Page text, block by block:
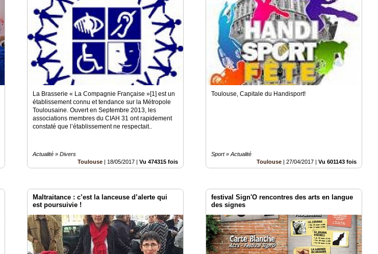
La Brasserie « La Compagnie Française »[1] est un
établissement connu et tendance sur la Métropole
Toulousaine. Ouvert en Septembre 2013, les
associations membres du CIAH 31 ont rapidement
constaté que l’établissement ne respectait..
Actualité » Divers
Toulouse | 18/05/2017 |Vu 474315 fois
Toulouse, Capitale du Handisport!
Sport » Actualité
Toulouse |27/04/2017 |Vu 601143 fois
Maltraitance : c’est la lanceuse d’alerte qui
est poursuivie !
festival Sign'O rencontres des arts en langue
des signes